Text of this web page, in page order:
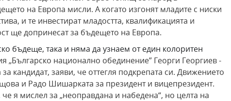
на Европа мисли. А когато изгонят младите с ниски
и те инвестират младостта, квалификацията и
ще допринесат за бъдещето на Европа.
бъдеще, така и няма да узнаем от един колоритен
„Българско национално обединение” Георги Георгиев -
кандидат, заяви, че оттегля подкрепата си. Движението
и Радо Шишарката за президент и вицепрезидент.
я мислел за „неоправдана и набедена“, но целта на